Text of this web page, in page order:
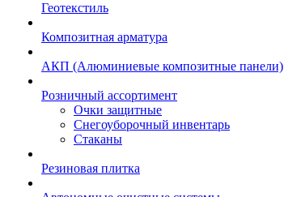
Геотекстиль
Композитная арматура
АКП (Алюминиевые композитные панели)
Розничный ассортимент
Очки защитные
Снегоуборочный инвентарь
Стаканы
Резиновая плитка